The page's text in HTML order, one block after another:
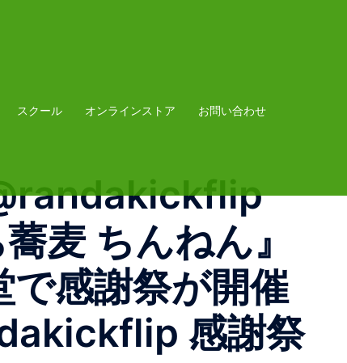
スクール オンラインストア お問い合わせ
麦 ちんねん』
感謝祭が開催
感謝祭